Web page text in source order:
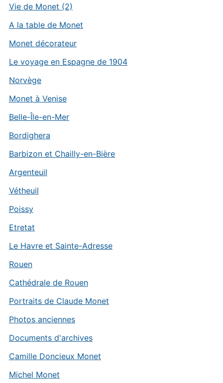
Vie de Monet (2)
A la table de Monet
Monet décorateur
Le voyage en Espagne de 1904
Norvège
Monet à Venise
Belle-Île-en-Mer
Bordighera
Barbizon et Chailly-en-Bière
Argenteuil
Vétheuil
Poissy
Etretat
Le Havre et Sainte-Adresse
Rouen
Cathédrale de Rouen
Portraits de Claude Monet
Photos anciennes
Documents d'archives
Camille Doncieux Monet
Michel Monet